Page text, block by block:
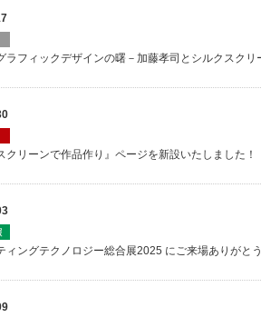
ラフィックデザインの曙－加藤孝司とシルクスクリ
クリーンで作品作り』ページを新設いたしました！
ィングテクノロジー総合展2025 にご来場ありがと